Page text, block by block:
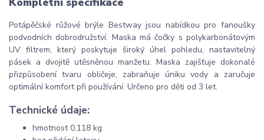
Potápěčské růžové brýle Bestway jsou nabídkou pro fanoušky
podvodních dobrodružství. Maska má čočky s polykarbonátovým
UV filtrem, který poskytuje široký úhel pohledu, nastavitelný
pásek a dvojitě utěsněnou manžetu. Maska zajišťuje dokonalé
přizpůsobení tvaru obličeje, zabraňuje úniku vody a zaručuje
optimální komfort při používání. Určeno pro děti od 3 let.
Technické údaje:
hmotnost 0,118 kg